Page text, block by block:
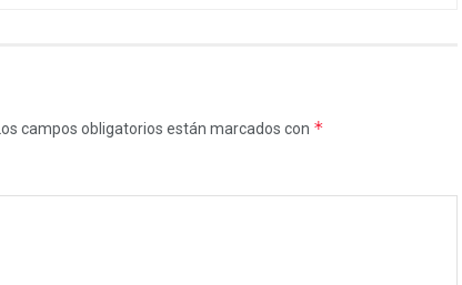
Los campos obligatorios están marcados con *